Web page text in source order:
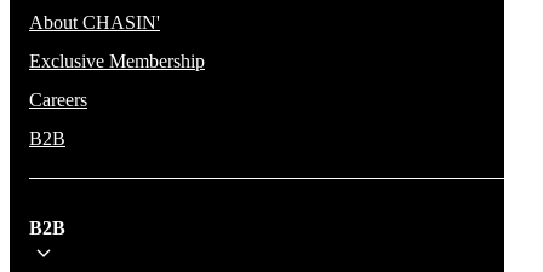
About CHASIN'
Exclusive Membership
Careers
B2B
B2B